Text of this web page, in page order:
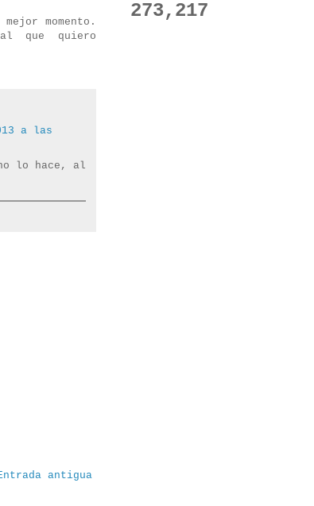
momento.
que quiero
a las
lo hace, al
antigua
273,217